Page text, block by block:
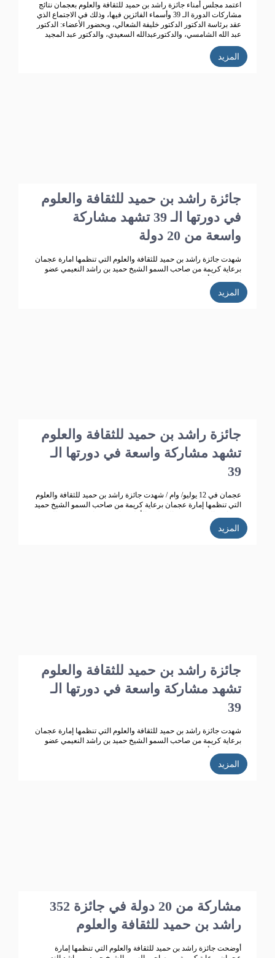
اعتمد مجلس أمناء جائزة راشد بن حميد للثقافة والعلوم بعجمان نتائج
مشاركات الدورة الـ 39 وأسماء الفائزين فيها، وذلك في الاجتماع الذي
عقد برئاسة الدكتور الدكتور خليفة الشعالي، وبحضور الأعضاء: الدكتور
عبد الله الشامسي، والدكتورعبدالله السعيدي، والدكتور عبد المجيد
الخاجة، والدكتور خالد الخاجة، والدكتور سيف الشعالي، والدكتورة نهلة
القاسمي، وأحمد حبيب الغريب، وخميس عبدالله، ونجيبة محمد
الرفاعي. وفائقة هلال بو هزاع
المزيد
جائزة راشد بن حميد للثقافة والعلوم
في دورتها الـ 39 تشهد مشاركة
واسعة من 20 دولة
شهدت جائزة راشد بن حميد للثقافة والعلوم التي تنظمها امارة عجمان
برعاية كريمة من صاحب السمو الشيخ حميد بن راشد النعيمي عضو
بن صقر آل نهيان رئيسة جمعية أم المؤمنين ، تطوراً كبيراً وانتشاراً
المزيد
جائزة راشد بن حميد للثقافة والعلوم
تشهد مشاركة واسعة في دورتها الـ
39
عجمان في 12 يوليو/ وام / شهدت جائزة راشد بن حميد للثقافة والعلوم
التي تنظمها إمارة عجمان برعاية كريمة من صاحب السمو الشيخ حميد
فاطمة بنت زايد بن صقر آل نهيان رئيسة جمعية أم المؤمنين.. تطوراً
المزيد
جائزة راشد بن حميد للثقافة والعلوم
تشهد مشاركة واسعة في دورتها الـ
39
شهدت جائزة راشد بن حميد للثقافة والعلوم التي تنظمها إمارة عجمان
برعاية كريمة من صاحب السمو الشيخ حميد بن راشد النعيمي عضو
صقر آل نهيان رئيسة جمعية أم المؤمنين.. تطوراً كبيراً وانتشاراً واسعاً
المزيد
352 مشاركة من 20 دولة في جائزة
راشد بن حميد للثقافة والعلوم
أوضحت جائزة راشد بن حميد للثقافة والعلوم التي تنظمها إمارة